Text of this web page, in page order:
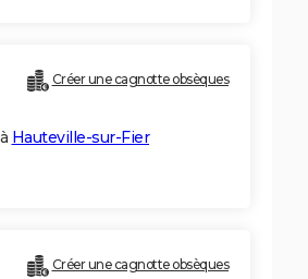
Créer une cagnotte obsèques
Hauteville-sur-Fier
Créer une cagnotte obsèques